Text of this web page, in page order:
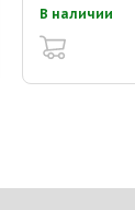
В наличии